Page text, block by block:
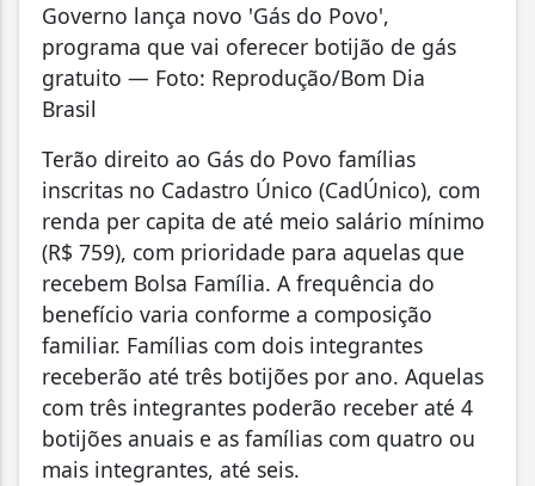
Governo lança novo 'Gás do Povo',
programa que vai oferecer botijão de gás
gratuito — Foto: Reprodução/Bom Dia
Brasil
Terão direito ao Gás do Povo famílias
inscritas no Cadastro Único (CadÚnico), com
renda per capita de até meio salário mínimo
(R$ 759), com prioridade para aquelas que
recebem Bolsa Família. A frequência do
benefício varia conforme a composição
familiar. Famílias com dois integrantes
receberão até três botijões por ano. Aquelas
com três integrantes poderão receber até 4
botijões anuais e as famílias com quatro ou
mais integrantes, até seis.